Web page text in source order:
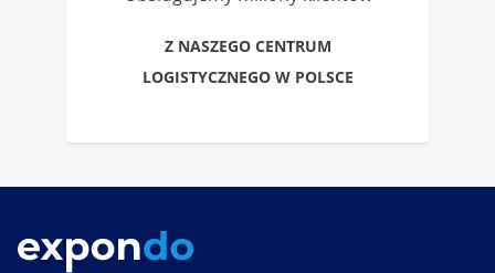
Z NASZEGO CENTRUM
LOGISTYCZNEGO W POLSCE